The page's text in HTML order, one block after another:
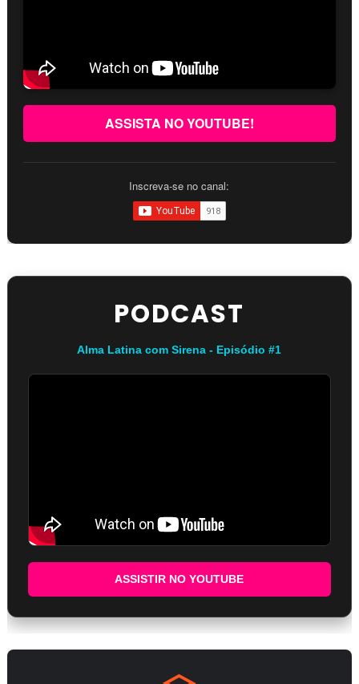
ASSISTA NO YOUTUBE!
Inscreva-se no canal:
PODCAST
Alma Latina com Sirena - Episódio #1
ASSISTIR NO YOUTUBE